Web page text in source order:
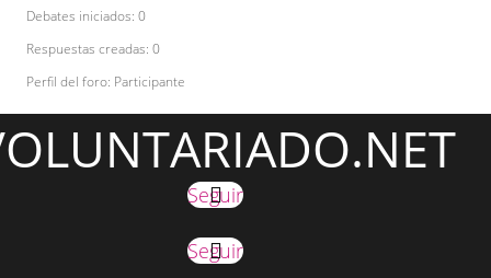
Debates iniciados: 0
Respuestas creadas: 0
Perfil del foro: Participante
Seguir
Seguir